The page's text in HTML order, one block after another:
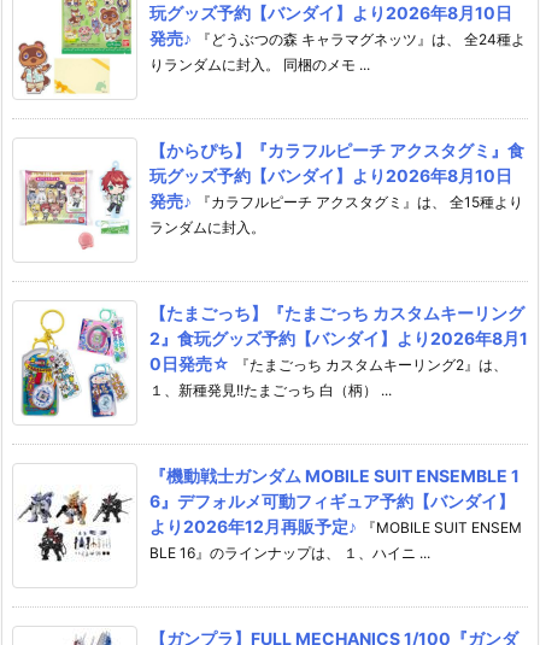
玩グッズ予約【バンダイ】より2026年8月10日
発売♪
『どうぶつの森 キャラマグネッツ』は、 全24種よ
りランダムに封入。 同梱のメモ ...
【からぴち】『カラフルピーチ アクスタグミ』食
玩グッズ予約【バンダイ】より2026年8月10日
発売♪
『カラフルピーチ アクスタグミ』は、 全15種より
ランダムに封入。
【たまごっち】『たまごっち カスタムキーリング
2』食玩グッズ予約【バンダイ】より2026年8月1
0日発売☆
『たまごっち カスタムキーリング2』は、
１、新種発見!!たまごっち 白（柄） ...
『機動戦士ガンダム MOBILE SUIT ENSEMBLE 1
6』デフォルメ可動フィギュア予約【バンダイ】
より2026年12月再販予定♪
『MOBILE SUIT ENSEM
BLE 16』のラインナップは、 １、ハイニ ...
【ガンプラ】FULL MECHANICS 1/100『ガンダ